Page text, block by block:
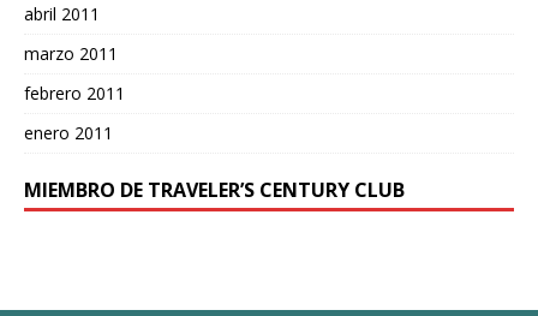
abril 2011
marzo 2011
febrero 2011
enero 2011
MIEMBRO DE TRAVELER’S CENTURY CLUB